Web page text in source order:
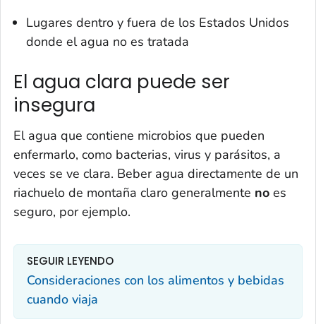
Lugares dentro y fuera de los Estados Unidos
donde el agua no es tratada
El agua clara puede ser
insegura
El agua que contiene microbios que pueden
enfermarlo, como bacterias, virus y parásitos, a
veces se ve clara. Beber agua directamente de un
riachuelo de montaña claro generalmente no es
seguro, por ejemplo.
SEGUIR LEYENDO
Consideraciones con los alimentos y bebidas
cuando viaja